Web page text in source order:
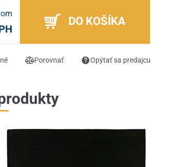
DO KOŠÍKA
Porovnať Opýtať sa predajcu